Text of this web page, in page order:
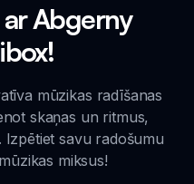
Abgerny
mūzikas radīšanas
skaņas un ritmus,
savu radošumu
miksus!